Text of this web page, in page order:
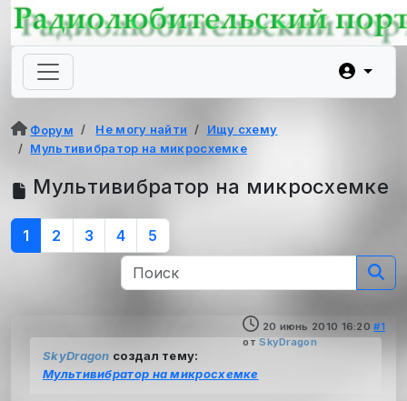
Форум Не могу найти
Ищу схему
Мультивибратор на микросхемке
Мультивибратор на микросхемке
1 2 3 4 5
20 июнь 2010 16:20 #1
отSkyDragon
SkyDragon создал тему:
Мультивибратор на микросхемке